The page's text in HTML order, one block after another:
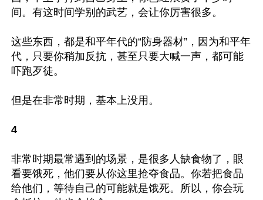
间。有这时间学别的武艺，会让你厉害很多。
这些东西，都是和平年代的“防身器材”，因为和平年
代，只要你稍加反抗，甚至只要大喊一声，都可能
吓跑歹徒。
但是在非常时期，基本上没用。
4
非常时期最常遇到的场景，是很多人缺食物了，眼
看要饿死，他们要从你这里抢夺食品。你若把食品
给他们，等待自己的可能就是饿死。所以，你会玩